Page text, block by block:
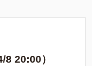
20:00）